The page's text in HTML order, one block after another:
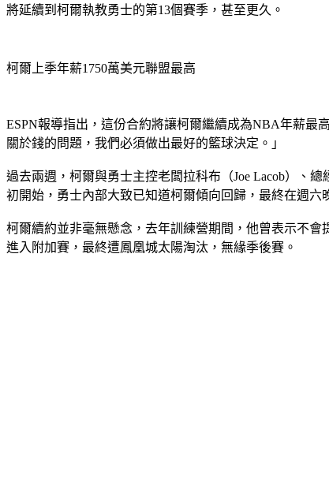
將延續到柯爾執教勇士的第13個賽季，甚至更久。
柯爾上季年薪1750萬美元聯盟最高
ESPN報導指出，這份合約將讓柯爾繼續成為NBA年薪最
關於錢的問題，我們必須做出最好的籃球決定。」
過去兩週，柯爾與勇士主控老闆拉科布（Joe Lacob）、
初開始，勇士內部大致已知道柯爾傾向回歸，最終在週六
柯爾續約並非毫無懸念，去年訓練營期間，他曾表示不
進入附加賽，最終遭鳳凰城太陽淘汰，無緣季後賽。